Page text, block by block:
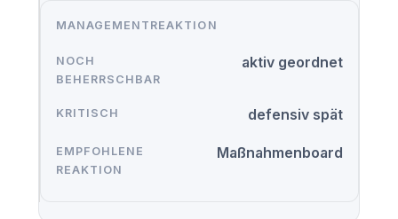
MANAGEMENTREAKTION
aktiv geordnet
defensiv spät
Maßnahmenboard